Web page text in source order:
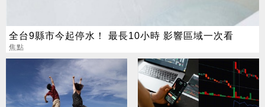
全台9縣市今起停水！ 最長10小時 影響區域一次看
焦點